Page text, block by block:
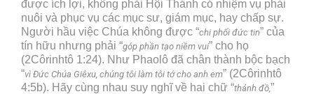
được ích lợi, không phải Hội Thánh có nhiệm vụ phải
nuôi và phục vụ các mục sư, giám mục, hay chấp sự.
Người hầu việc Chúa không được “chi phối đức tin” của
tín hữu nhưng phải “góp phần tạo niềm vui” cho họ
(2Côrinhtô 1:24). Như Phaolô đã chân thành bộc bạch
“vì Đức Chúa Giêxu, chúng tôi làm tôi tớ cho anh em” (2Côrinhtô
4:5b). Hãy cùng nhau suy nghĩ về hai chữ “thánh đồ,”